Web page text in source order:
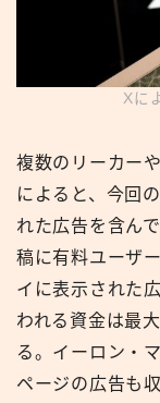
Xに
複数のリーカー
によると、今回
れた広告を含ん
稿に有料ユーザ
イに表示された
われる資金は最
る。イーロン・
ページの広告も